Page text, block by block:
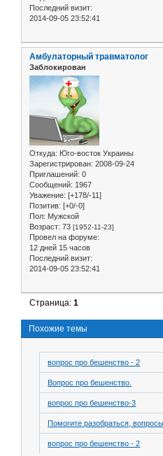
Последний визит:
2014-09-05 23:52:41
Амбулаторный травматолог
Заблокирован
Откуда: Юго-восток Украины
Зарегистрирован: 2008-09-24
Приглашений: 0
Сообщений: 1967
Уважение: [+178/-11]
Позитив: [+0/-0]
Пол: Мужской
Возраст: 73 [1952-11-23]
Провел на форуме:
12 дней 15 часов
Последний визит:
2014-09-05 23:52:41
Страница:1
Похожие темы
вопрос про бешенство - 2
Вопрос про бешенство.
вопрос про бешенство-3
Помогите разобраться,
вопрос про бешенство - 2